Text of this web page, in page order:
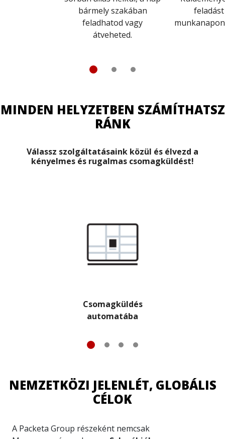
bármely szakában
feladhatod vagy
átveheted.
MINDEN HELYZETBEN SZÁMÍTHATSZ
RÁNK
Válassz szolgáltatásaink közül és élvezd a
kényelmes és rugalmas csomagküldést!
Csomagküldés
automatába
NEMZETKÖZI JELENLÉT, GLOBÁLIS
CÉLOK
A Packeta Group részeként nemcsak